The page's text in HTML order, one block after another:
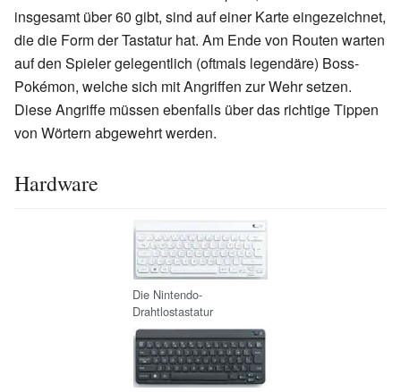
insgesamt über 60 gibt, sind auf einer Karte eingezeichnet,
die die Form der Tastatur hat. Am Ende von Routen warten
auf den Spieler gelegentlich (oftmals legendäre) Boss-
Pokémon, welche sich mit Angriffen zur Wehr setzen.
Diese Angriffe müssen ebenfalls über das richtige Tippen
von Wörtern abgewehrt werden.
Hardware
Die Nintendo-
Drahtlostastatur